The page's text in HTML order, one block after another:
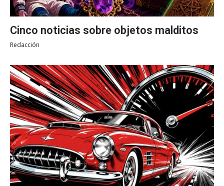
Cinco noticias sobre objetos malditos
Redacción